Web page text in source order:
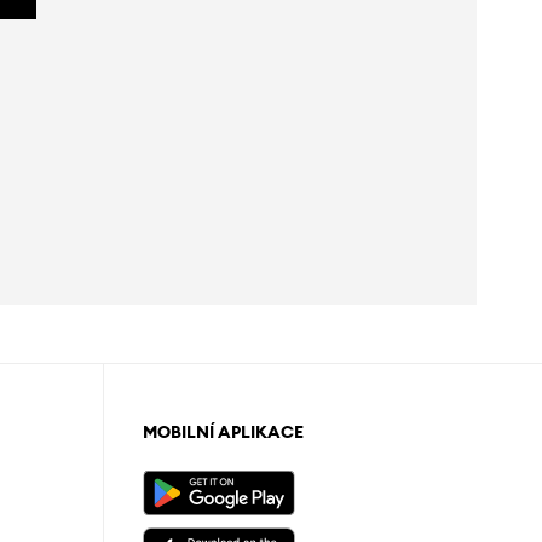
MOBILNÍ APLIKACE